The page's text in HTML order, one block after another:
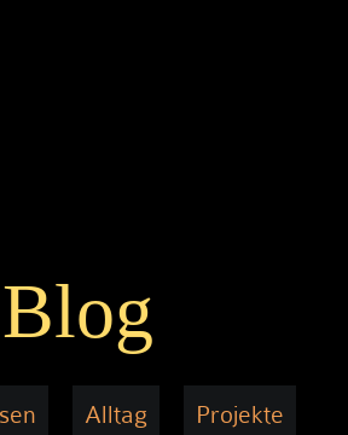
Blog
Alltag Projekte